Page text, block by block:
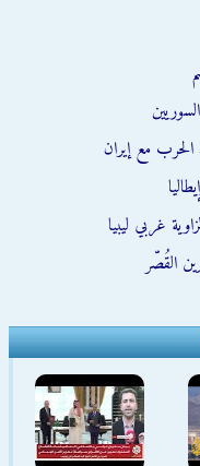
مع إيران
غربي ليبيا
القُصّر